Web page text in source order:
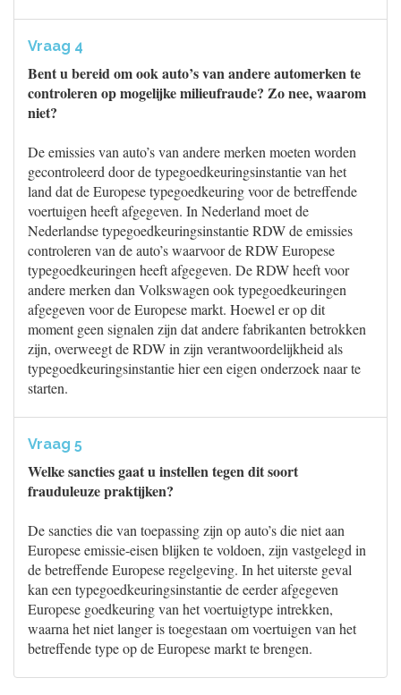
Vraag 4
Bent u bereid om ook auto’s van andere automerken te
controleren op mogelijke milieufraude? Zo nee, waarom
niet?
De emissies van auto’s van andere merken moeten worden
gecontroleerd door de typegoedkeuringsinstantie van het
land dat de Europese typegoedkeuring voor de betreffende
voertuigen heeft afgegeven. In Nederland moet de
Nederlandse typegoedkeuringsinstantie RDW de emissies
controleren van de auto’s waarvoor de RDW Europese
typegoedkeuringen heeft afgegeven. De RDW heeft voor
andere merken dan Volkswagen ook typegoedkeuringen
afgegeven voor de Europese markt. Hoewel er op dit
moment geen signalen zijn dat andere fabrikanten betrokken
zijn, overweegt de RDW in zijn verantwoordelijkheid als
typegoedkeuringsinstantie hier een eigen onderzoek naar te
starten.
Vraag 5
Welke sancties gaat u instellen tegen dit soort
frauduleuze praktijken?
De sancties die van toepassing zijn op auto’s die niet aan
Europese emissie-eisen blijken te voldoen, zijn vastgelegd in
de betreffende Europese regelgeving. In het uiterste geval
kan een typegoedkeuringsinstantie de eerder afgegeven
Europese goedkeuring van het voertuigtype intrekken,
waarna het niet langer is toegestaan om voertuigen van het
betreffende type op de Europese markt te brengen.